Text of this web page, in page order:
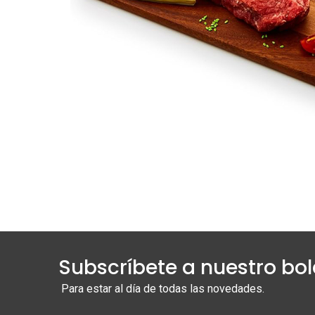
Subscríbete a nuestro
Para estar al día de todas las novedades.